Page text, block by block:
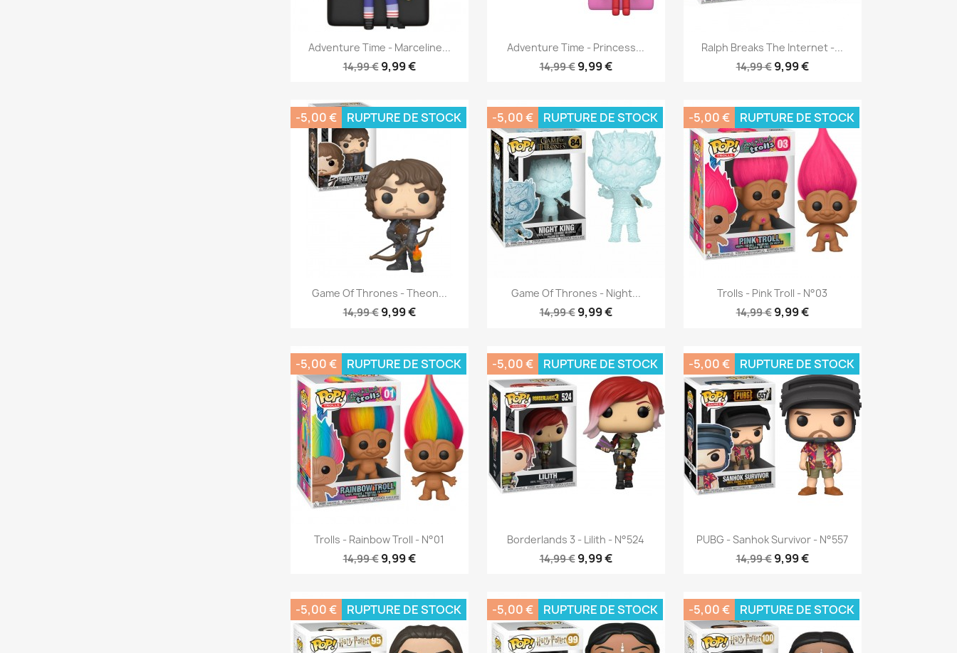
Adventure Time - Marceline...
14,99 € 9,99 €
Aperçu rapide
Adventure Time - Princess...
14,99 € 9,99 €
Aperçu rapide
Ralph Breaks The Internet -...
14,99 € 9,99 €
Aperçu rapide
Game Of Thrones - Theon...
14,99 € 9,99 €
-5,00 € RUPTURE DE STOCK
Aperçu rapide
Game Of Thrones - Night...
14,99 € 9,99 €
-5,00 € RUPTURE DE STOCK
Aperçu rapide
Trolls - Pink Troll - N°03
14,99 € 9,99 €
-5,00 € RUPTURE DE STOCK
Aperçu rapide
Trolls - Rainbow Troll - N°01
14,99 € 9,99 €
-5,00 € RUPTURE DE STOCK
Aperçu rapide
Borderlands 3 - Lilith - N°524
14,99 € 9,99 €
-5,00 € RUPTURE DE STOCK
Aperçu rapide
PUBG - Sanhok Survivor - N°557
14,99 € 9,99 €
-5,00 € RUPTURE DE STOCK
Aperçu rapide
-5,00 € RUPTURE DE STOCK -5,00 € RUPTURE DE STOCK -5,00 € RUPTURE DE STOCK